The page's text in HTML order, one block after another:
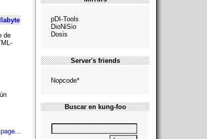
de
pDI-Tools
DioNiSio
Dosis
Server's friends
Nopcode*
Buscar en kung-foo